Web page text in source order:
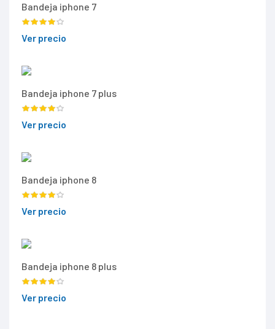
Bandeja iphone 7
Ver precio
Bandeja iphone 7 plus
Ver precio
Bandeja iphone 8
Ver precio
Bandeja iphone 8 plus
Ver precio